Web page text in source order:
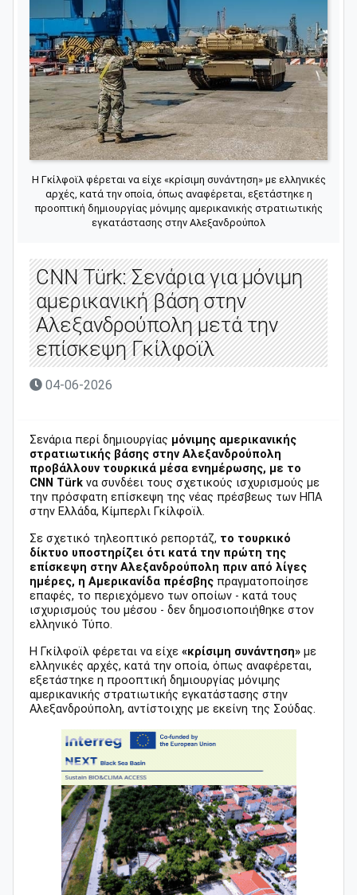
Η Γκίλφοϊλ φέρεται να είχε «κρίσιμη συνάντηση» με ελληνικές
αρχές, κατά την οποία, όπως αναφέρεται, εξετάστηκε η
προοπτική δημιουργίας μόνιμης αμερικανικής στρατιωτικής
εγκατάστασης στην Αλεξανδρούπολ
CNN Türk: Σενάρια για μόνιμη
αμερικανική βάση στην
Αλεξανδρούπολη μετά την
επίσκεψη Γκίλφοϊλ
04-06-2026
Σενάρια περί δημιουργίας μόνιμης αμερικανικής
στρατιωτικής βάσης στην Αλεξανδρούπολη
προβάλλουν τουρκικά μέσα ενημέρωσης, με το
CNN Türk να συνδέει τους σχετικούς ισχυρισμούς με
την πρόσφατη επίσκεψη της νέας πρέσβεως των ΗΠΑ
στην Ελλάδα, Κίμπερλι Γκίλφοϊλ.
Σε σχετικό τηλεοπτικό ρεπορτάζ, το τουρκικό
δίκτυο υποστηρίζει ότι κατά την πρώτη της
επίσκεψη στην Αλεξανδρούπολη πριν από λίγες
ημέρες, η Αμερικανίδα πρέσβης πραγματοποίησε
επαφές, το περιεχόμενο των οποίων - κατά τους
ισχυρισμούς του μέσου - δεν δημοσιοποιήθηκε στον
ελληνικό Τύπο.
Η Γκίλφοϊλ φέρεται να είχε «κρίσιμη συνάντηση» με
ελληνικές αρχές, κατά την οποία, όπως αναφέρεται,
εξετάστηκε η προοπτική δημιουργίας μόνιμης
αμερικανικής στρατιωτικής εγκατάστασης στην
Αλεξανδρούπολη, αντίστοιχης με εκείνη της Σούδας.